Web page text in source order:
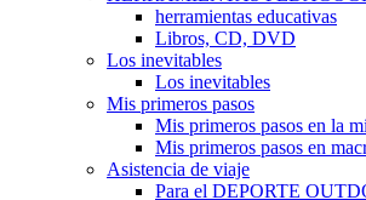
herramientas educativas
Libros, CD, DVD
Los inevitables
Los inevitables
Mis primeros pasos
Mis primeros pasos en la
Mis primeros pasos en
Asistencia de viaje
Para el DEPORTE